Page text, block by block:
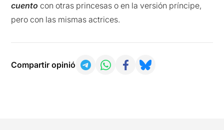
cuento con otras princesas o en la versión príncipe,
pero con las mismas actrices.
Compartir opinió